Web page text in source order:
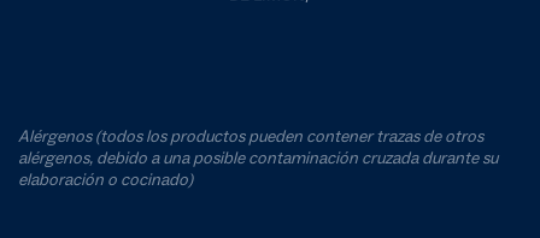
Alérgenos (todos los productos pueden contener trazas de otros
alérgenos, debido a una posible contaminación cruzada durante su
elaboración o cocinado)